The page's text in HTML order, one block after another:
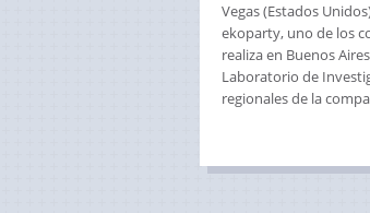
Vegas (Estados
ekoparty, uno de los
realiza en Buenos
Laboratorio de
regionales de la